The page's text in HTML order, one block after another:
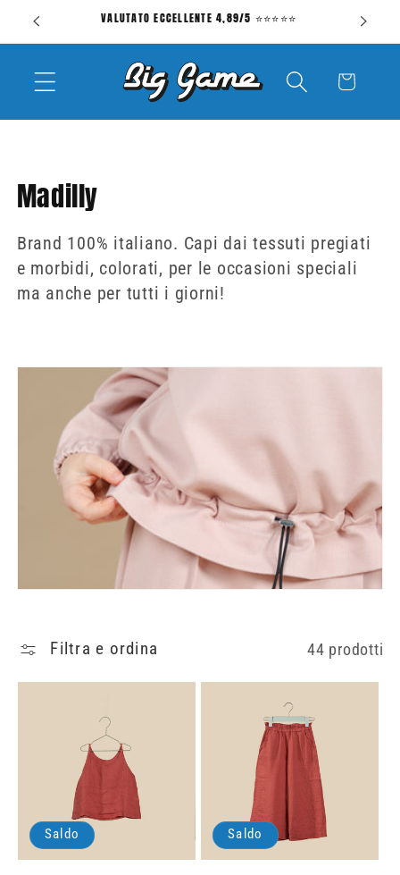
direttamente
ai contenuti
VALUTATO ECCELLENTE 4,89/5 ⭐⭐⭐⭐⭐
Carrello
C
o
l
l
z
Madilly
Brand 100% italiano. Capi dai tessuti pregiati
e morbidi, colorati, per le occasioni speciali
ma anche per tutti i giorni!
Filtra e ordina 44 prodotti
Saldo Saldo